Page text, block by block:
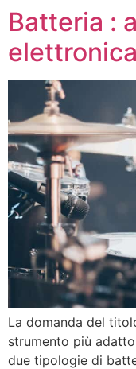
Batteria :
La domanda del
strumento più
due tipologie di